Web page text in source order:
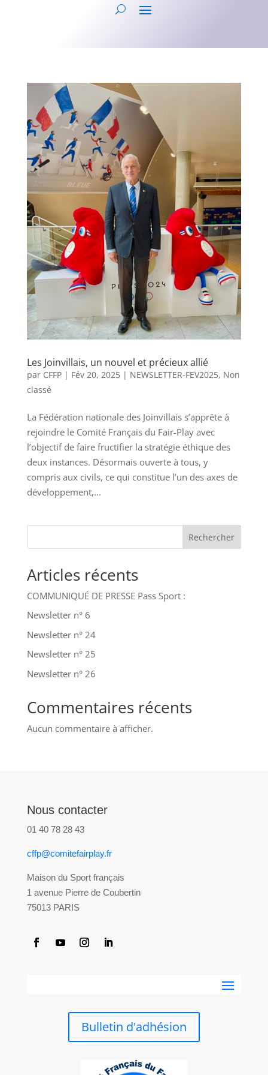
Les Joinvillais, un nouvel et précieux allié
par CFFP| Fév 20, 2025| NEWSLETTER-FEV2025, Non
classé
La Fédération nationale des Joinvillais s’apprête à
rejoindre le Comité Français du Fair-Play avec
l’objectif de faire fructifier la stratégie éthique des
deux instances. Désormais ouverte à tous, y
compris aux civils, ce qui constitue l’un des axes de
développement,...
Rechercher
Articles récents
COMMUNIQUÉ DE PRESSE Pass Sport :
Newsletter n° 6
Newsletter n° 24
Newsletter n° 25
Newsletter n° 26
Commentaires récents
Aucun commentaire à afficher.
Nous contacter
01 40 78 28 43
cffp@comitefairplay.fr
Maison du Sport français
1 avenue Pierre de Coubertin
75013 PARIS
Bulletin d'adhésion